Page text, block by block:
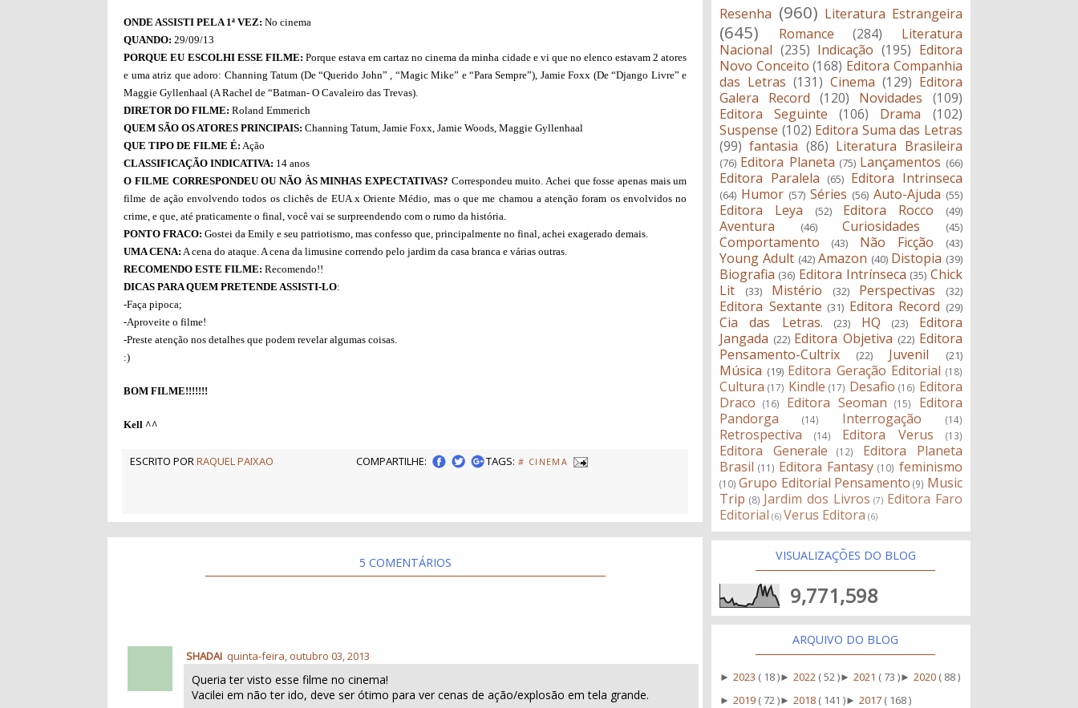
ONDE ASSISTI PELA 1ª VEZ: No cinema
QUANDO: 29/09/13
PORQUE EU ESCOLHI ESSE FILME: Porque estava em cartaz no cinema da minha cidade e vi que no elenco estavam 2 atores
e uma atriz que adoro: Channing Tatum (De “Querido John” , “Magic Mike” e “Para Sempre”), Jamie Foxx (De “Django Livre” e
Maggie Gyllenhaal (A Rachel de “Batman- O Cavaleiro das Trevas).
DIRETOR DO FILME: Roland Emmerich
QUEM SÃO OS ATORES PRINCIPAIS: Channing Tatum, Jamie Foxx, Jamie Woods, Maggie Gyllenhaal
QUE TIPO DE FILME É: Ação
CLASSIFICAÇÃO INDICATIVA: 14 anos
O FILME CORRESPONDEU OU NÃO ÀS MINHAS EXPECTATIVAS? Correspondeu muito. Achei que fosse apenas mais um
filme de ação envolvendo todos os clichês de EUA x Oriente Médio, mas o que me chamou a atenção foram os envolvidos no
crime, e que, até praticamente o final, você vai se surpreendendo com o rumo da história.
PONTO FRACO: Gostei da Emily e seu patriotismo, mas confesso que, principalmente no final, achei exagerado demais.
UMA CENA: A cena do ataque. A cena da limusine correndo pelo jardim da casa branca e várias outras.
RECOMENDO ESTE FILME: Recomendo!!
DICAS PARA QUEM PRETENDE ASSISTI-LO:
-Faça pipoca;
-Aproveite o filme!
-Preste atenção nos detalhes que podem revelar algumas coisas.
:)
BOM FILME!!!!!!!
Kell ^^
ESCRITO PORRAQUEL PAIXAO COMPARTILHE: TAGS: # CINEMA
5 COMENTÁRIOS
SHADAI quinta-feira, outubro 03, 2013
Queria ter visto esse filme no cinema!
Vacilei em não ter ido, deve ser ótimo para ver cenas de ação/explosão em tela grande.
Resenha (960) Literatura Estrangeira
(645) Romance (284)
Literatura
Nacional (235) Indicação (195) Editora
Novo Conceito (168) Editora Companhia
das Letras (131) Cinema (129) Editora
Galera Record
(120) Novidades
(109)
Editora Seguinte
(106) Drama
(102)
Suspense (102) Editora Suma das Letras
(99) fantasia (86) Literatura Brasileira
(76) Editora Planeta (75) Lançamentos (66)
Editora Paralela (65) Editora Intrinseca
(64) Humor (57) Séries (56) Auto-Ajuda (55)
Editora Leya (52) Editora Rocco (49)
Aventura (46) Curiosidades (45)
Comportamento (43) Não Ficção (43)
Young Adult (42) Amazon (40) Distopia (39)
Biografia (36) Editora Intrínseca (35) Chick
Lit
(33) Mistério (32) Perspectivas (32)
Editora Sextante (31) Editora Record (29)
Cia das Letras. (23) HQ (23)
Editora
Jangada (22) Editora Objetiva (22) Editora
Pensamento-Cultrix
(22) Juvenil (21)
Música (19) Editora Geração Editorial (18)
Cultura (17) Kindle (17) Desafio (16) Editora
Draco
(16) Editora Seoman (15)
Editora
Pandorga
(14) Interrogação (14)
Retrospectiva (14) Editora Verus (13)
Editora Generale (12)
Editora Planeta
Brasil (11) Editora Fantasy (10) feminismo
(10) Grupo Editorial Pensamento (9) Music
Trip (8) Jardim dos Livros (7) Editora Faro
Editorial (6) Verus Editora (6)
VISUALIZAÇÕES DO BLOG
9,771,598
ARQUIVO DO BLOG
►2023 ( 18 )►2022 ( 52 )►2021 ( 73 )►2020 ( 88 )
►2019 ( 72 )►2018 ( 141 )►2017 ( 168 )